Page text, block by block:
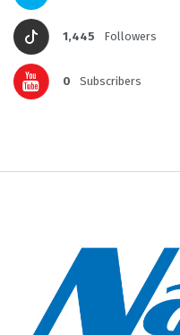
1,445 Followers
0 Subscribers